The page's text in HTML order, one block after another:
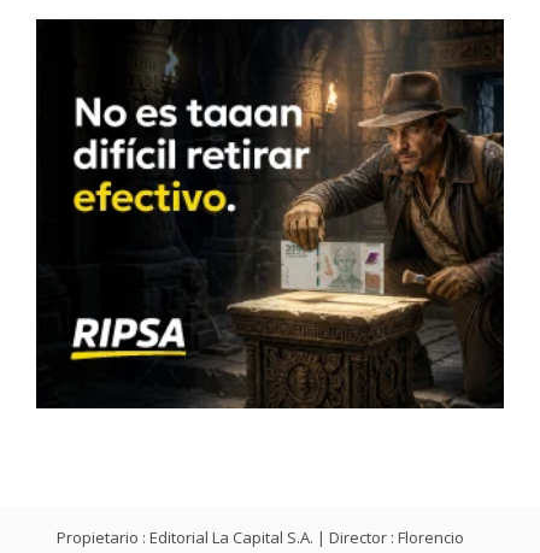
Propietario : Editorial La Capital S.A. | Director : Florencio